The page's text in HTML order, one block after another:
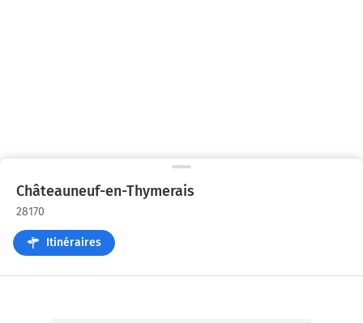
Châteauneuf-en-Thymerais
28170
Itinéraires